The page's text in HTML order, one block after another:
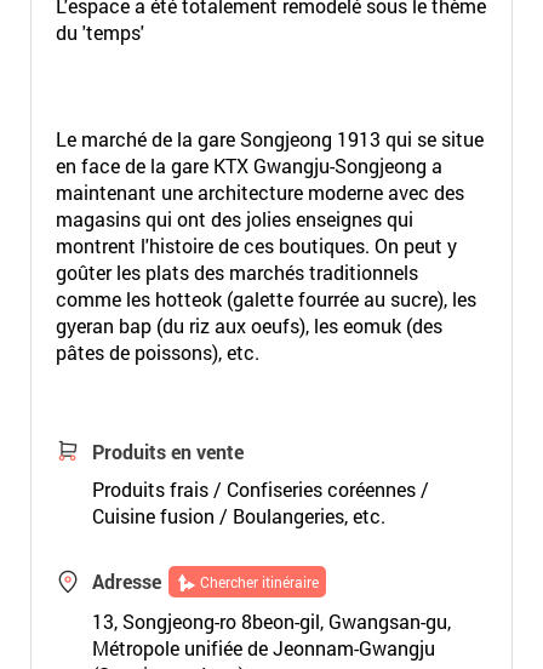
L'espace a été totalement remodelé sous le thème
du 'temps'
Le marché de la gare Songjeong 1913 qui se situe
en face de la gare KTX Gwangju-Songjeong a
maintenant une architecture moderne avec des
magasins qui ont des jolies enseignes qui
montrent l'histoire de ces boutiques. On peut y
goûter les plats des marchés traditionnels
comme les hotteok (galette fourrée au sucre), les
gyeran bap (du riz aux oeufs), les eomuk (des
pâtes de poissons), etc.
Produits en vente
Produits frais / Confiseries coréennes /
Cuisine fusion / Boulangeries, etc.
Adresse Chercher itinéraire
13, Songjeong-ro 8beon-gil, Gwangsan-gu,
Métropole unifiée de Jeonnam-Gwangju